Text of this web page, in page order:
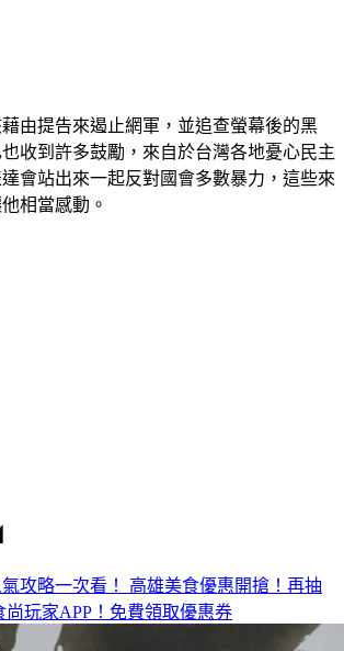
由提告來遏止網軍，並追查螢幕後的黑
收到許多鼓勵，來自於台灣各地憂心民主
會站出來一起反對國會多數暴力，這些來
相當感動。
攻略一次看！ 高雄美食優惠開搶！再抽
尚玩家APP！免費領取優惠券